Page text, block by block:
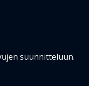
suunnitteluun.